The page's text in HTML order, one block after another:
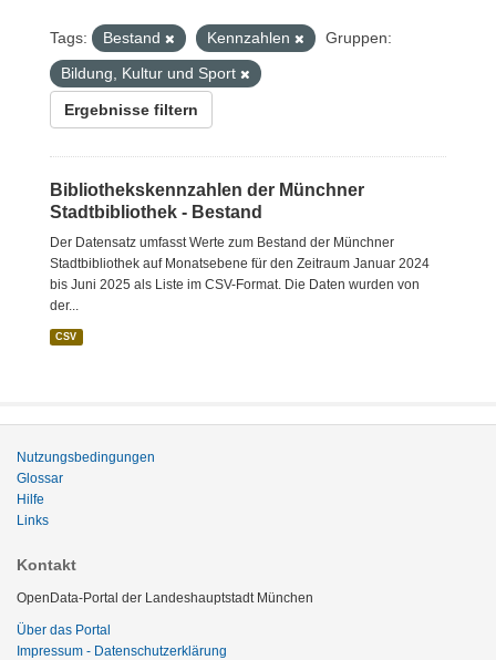
Tags: Bestand Kennzahlen
Gruppen:
Bildung, Kultur und Sport
Ergebnisse filtern
Bibliothekskennzahlen der Münchner
Stadtbibliothek - Bestand
Der Datensatz umfasst Werte zum Bestand der Münchner
Stadtbibliothek auf Monatsebene für den Zeitraum Januar 2024
bis Juni 2025 als Liste im CSV-Format. Die Daten wurden von
der...
CSV
Nutzungsbedingungen
Glossar
Hilfe
Links
Kontakt
OpenData-Portal der Landeshauptstadt München
Über das Portal
Impressum - Datenschutzerklärung